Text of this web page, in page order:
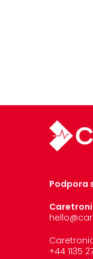
Podpora
+44 1135